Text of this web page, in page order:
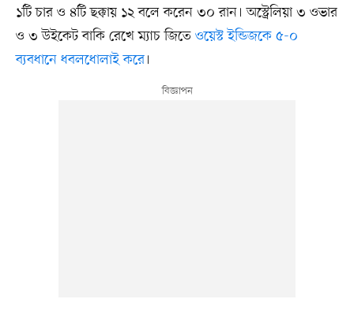
১টি চার ও ৪টি ছক্কায় ১২ বলে করেন ৩০ রান। অস্ট্রেলিয়া ৩ ওভার
ও ৩ উইকেট বাকি রেখে ম্যাচ জিতে ওয়েস্ট ইন্ডিজকে ৫-০
ব্যবধানে ধবলধোলাই করে।